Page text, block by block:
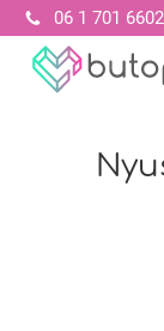
06 1 701 6602